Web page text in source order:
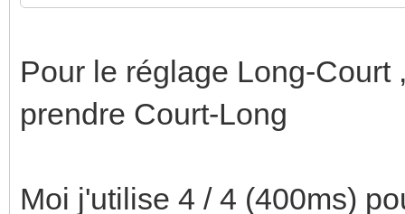
Pour le réglage Long-
prendre Court-Long
Moi j'utilise 4 / 4 (400ms)